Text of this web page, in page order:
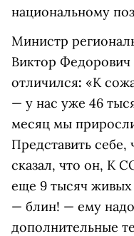
национальному
Министр
Виктор Федорович
отличился: «К
— у нас уже 46
месяц мы
Представить
сказал, что он, К
еще 9 тысяч живых
— блин! — ему
дополнительные